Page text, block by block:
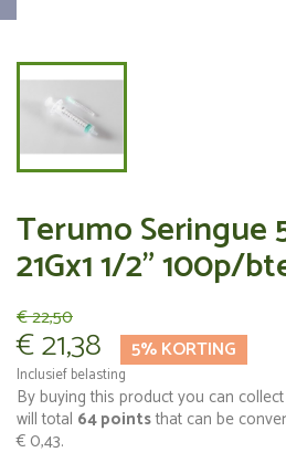
Terumo Seringue
21Gx1 1/2" 100p/
€ 22,50
€ 21,38 5% KORTING
Inclusief belasting
By buying this product you can
will total 64pointsthat can be
€ 0,43.